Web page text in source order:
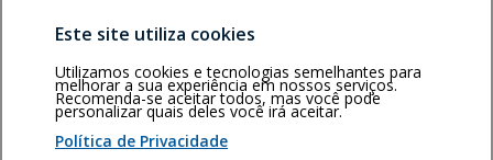
Área restritaPolítica de
privacidade
Personalização
de cookies
Voltar ao topo
Este site utiliza cookies
Utilizamos cookies e tecnologias semelhantes para
melhorar a sua experiência em nossos serviços.
Recomenda-se aceitar todos, mas você pode
personalizar quais deles você irá aceitar.
Política de Privacidade